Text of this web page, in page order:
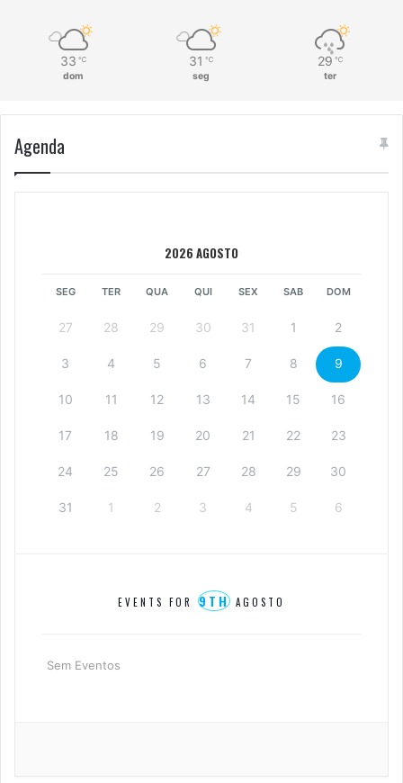
33 ℃
dom
31 ℃
seg
29 ℃
ter
Agenda
2026 AGOSTO
SEG TER QUA QUI SEX SAB DOM
27 28 29 30 31 1 2
3 4 5 6 7 8 9
10 11 12 13 14 15 16
17 18 19 20 21 22 23
24 25 26 27 28 29 30
31 1 2 3 4 5 6
EVENTS FOR 9TH AGOSTO
Sem Eventos